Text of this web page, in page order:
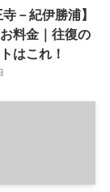
寺－紀伊勝浦】
料金｜往復の
はこれ！